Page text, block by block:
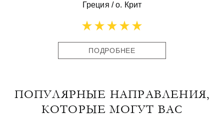
Греция /о. Крит
ПОДРОБНЕЕ
ПОПУЛЯРНЫЕ НАПРАВЛЕНИЯ,
КОТОРЫЕ МОГУТ ВАС